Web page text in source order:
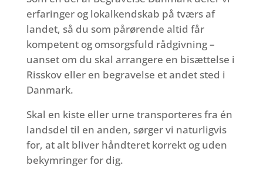
erfaringer og lokalkendskab på tværs af
landet, så du som pårørende altid får
kompetent og omsorgsfuld rådgivning –
uanset om du skal arrangere en bisættelse i
Risskov eller en begravelse et andet sted i
Danmark.
Skal en kiste eller urne transporteres fra én
landsdel til en anden, sørger vi naturligvis
for, at alt bliver håndteret korrekt og uden
bekymringer for dig.